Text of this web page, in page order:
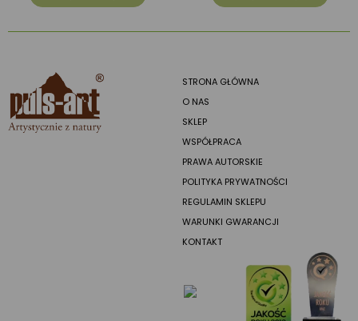
STRONA GŁÓWNA
O NAS
SKLEP
WSPÓŁPRACA
PRAWA AUTORSKIE
POLITYKA PRYWATNOŚCI
REGULAMIN SKLEPU
WARUNKI GWARANCJI
KONTAKT